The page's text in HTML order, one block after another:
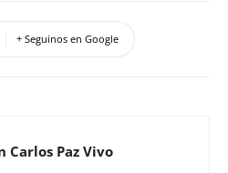
+ Seguinos en Google
Carlos Paz Vivo